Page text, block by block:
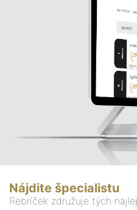
Nájdite špecialistu
Rebríček združuje tých